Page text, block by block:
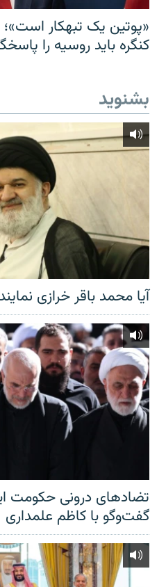
«پوتین یک تبهکار
کنگره باید روسیه را
بشنوید
آیا محمد باقر خرازی
تضادهای درونی حکومت
گفت‌‌وگو با کاظم علمداری